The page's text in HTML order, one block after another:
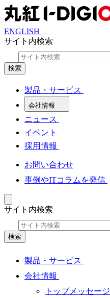
ENGLISH
サイト内検索
検索
製品・サービス
会社情報
ニュース
イベント
採用情報
お問い合わせ
事例やITコラムを発信
サイト内検索
検索
製品・サービス
会社情報
トップメッセージ